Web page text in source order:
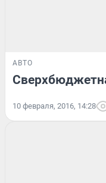
АВТО
10 февраля, 2016, 14:28